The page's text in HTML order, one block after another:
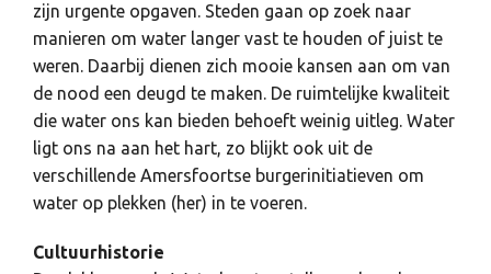
zijn urgente opgaven. Steden gaan op zoek naar
manieren om water langer vast te houden of juist te
weren. Daarbij dienen zich mooie kansen aan om van
de nood een deugd te maken. De ruimtelijke kwaliteit
die water ons kan bieden behoeft weinig uitleg. Water
ligt ons na aan het hart, zo blijkt ook uit de
verschillende Amersfoortse burgerinitiatieven om
water op plekken (her) in te voeren.
Cultuurhistorie